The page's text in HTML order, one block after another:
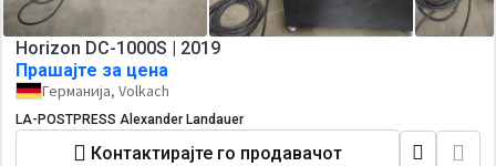
Horizon DC-1000S | 2019
Прашајте за цена
Германија, Volkach
LA-POSTPRESS Alexander Landauer
Контактирајте го продавачот